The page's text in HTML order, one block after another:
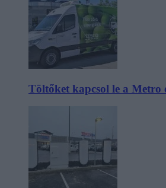
Töltőket kapcsol le a Metro